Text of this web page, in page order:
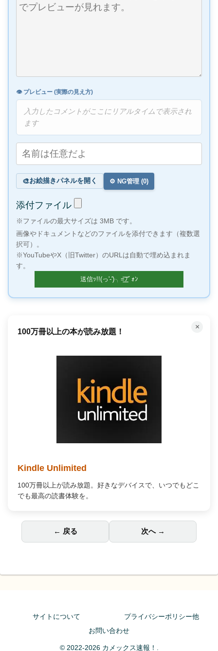
👁️ プレビュー (実際の見え方)
入力したコメントがここにリアルタイムで表示され
ます
🎨お絵描きパネルを開く ⚙️ NG管理 (0)
添付ファイル
※ファイルの最大サイズは 3MB です。
画像やドキュメントなどのファイルを添付できます（複数選
択可）。
※YouTubeやX（旧Twitter）のURLは自動で埋め込まれま
す。
×
100万冊以上の本が読み放題！
Kindle Unlimited
100万冊以上が読み放題。好きなデバイスで、いつでもどこ
でも最高の読書体験を。
← 戻る 次へ →
サイトについて
プライバシーポリシー他
お問い合わせ
© 2022-2026 カメックス速報！.